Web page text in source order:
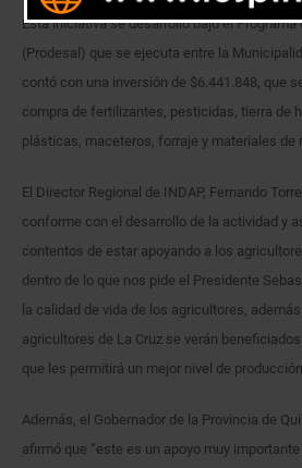
Esta iniciativa se desarrolló bajo el
(Prodesal) que se ejecuta entre la
contó con una inversión de $6.441.848, que
compra de fertilizantes, pesticidas, tierra de
plásticas, maceteros, forraje y materiales de
El Director Regional de INDAP, Fernando
conforme con el desarrollo de la actividad y
contentos de estar apoyando a los
dentro de lo que nos pide el Presidente
la calidad de vida de los agricultores,
agricultores de La Cruz se verán
que les permitirá un mejor nivel de
Además, el Gobernador de la Provincia de
afirmó que “este es un apoyo muy